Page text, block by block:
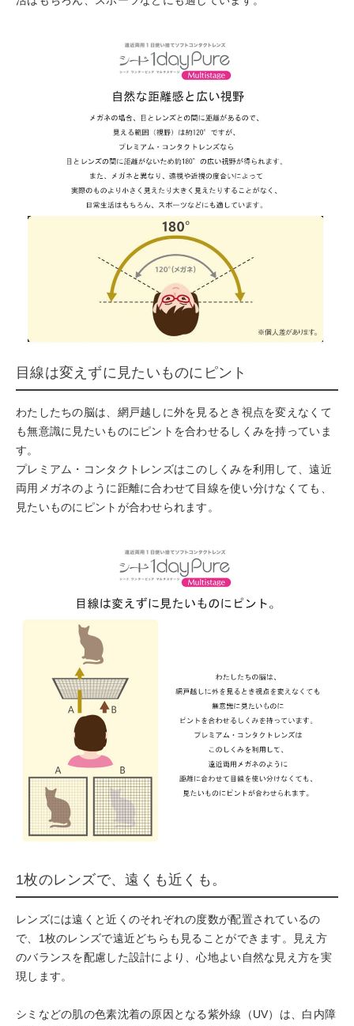
目線は変えずに見たいものにピント
わたしたちの脳は、網戸越しに外を見るとき視点を変えなくて
も無意識に見たいものにピントを合わせるしくみを持っていま
す。
プレミアム・コンタクトレンズはこのしくみを利用して、遠近
両用メガネのように距離に合わせて目線を使い分けなくても、
見たいものにピントが合わせられます。
1枚のレンズで、遠くも近くも。
レンズには遠くと近くのそれぞれの度数が配置されているの
で、1枚のレンズで遠近どちらも見ることができます。見え方
のバランスを配慮した設計により、心地よい自然な見え方を実
現します。
シミなどの肌の色素沈着の原因となる紫外線（UV）は、白内障